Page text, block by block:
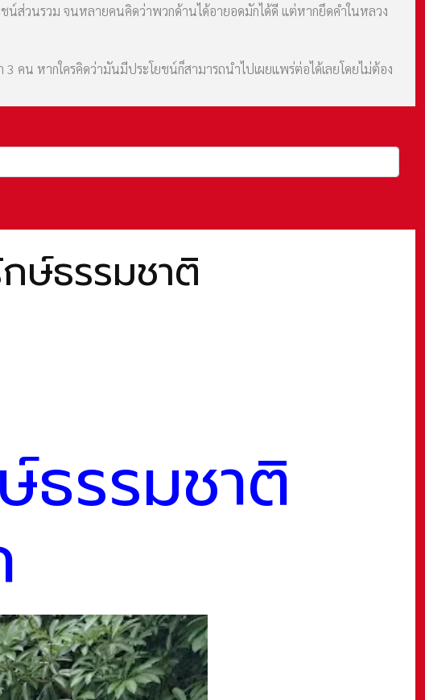
น์ส่วนรวม จนหลายคนคิดว่าพวกด้านได้อายอดมักได้ดี แต่หากยึดคำในหลวง
คน หากใครคิดว่ามันมีประโยชน์ก็สามารถนำไปเผยแพร่ต่อได้เลยโดยไม่ต้อง
ษ์ธรรมชาติ
ธรรมชาติ